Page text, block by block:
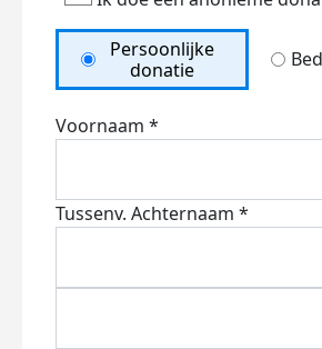
Persoonlijke
donatie
Voornaam *
Tussenv. Achternaam *